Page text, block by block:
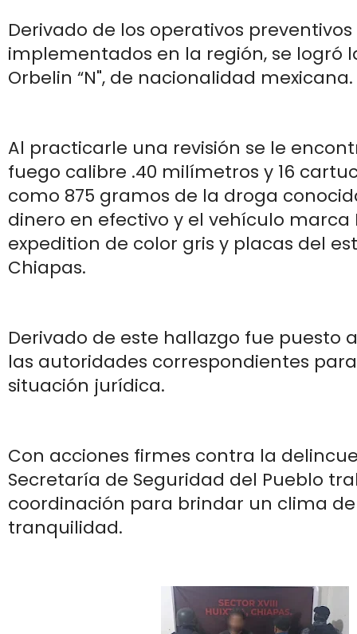
Derivado de los operativos preventivos
implementados en la región, se logró
Orbelin “N", de nacionalidad mexicana.
Al practicarle una revisión se le
fuego calibre .40 milímetros y 16
como 875 gramos de la droga
dinero en efectivo y el vehículo marca
expedition de color gris y placas del
Chiapas.
Derivado de este hallazgo fue puesto
las autoridades correspondientes
situación jurídica.
Con acciones firmes contra la
Secretaría de Seguridad del Pueblo
coordinación para brindar un clima
tranquilidad.